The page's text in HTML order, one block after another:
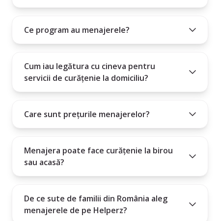
pentru nevoile tale.
Plătești un abonament lunar, trimestrial sau anual.
Ce program au menajerele?
Cum iau legătura cu cineva pentru
servicii de curățenie la domiciliu?
Care sunt prețurile menajerelor?
Menajera poate face curățenie la birou
sau acasă?
De ce sute de familii din România aleg
menajerele de pe Helperz?